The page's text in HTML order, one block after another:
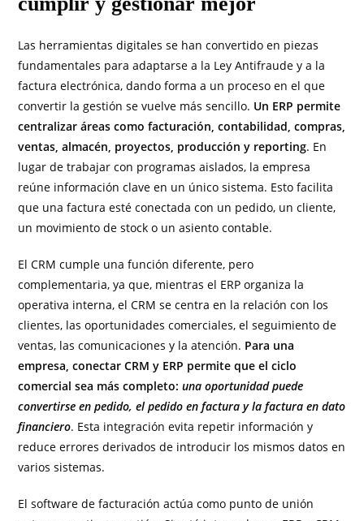
Las herramientas digitales se han convertido en piezas
fundamentales para adaptarse a la Ley Antifraude y a la
factura electrónica, dando forma a un proceso en el que
convertir la gestión se vuelve más sencillo. Un ERP permite
centralizar áreas como facturación, contabilidad, compras,
ventas, almacén, proyectos, producción y reporting. En
lugar de trabajar con programas aislados, la empresa
reúne información clave en un único sistema. Esto facilita
que una factura esté conectada con un pedido, un cliente,
un movimiento de stock o un asiento contable.
El CRM cumple una función diferente, pero
complementaria, ya que, mientras el ERP organiza la
operativa interna, el CRM se centra en la relación con los
clientes, las oportunidades comerciales, el seguimiento de
ventas, las comunicaciones y la atención. Para una
empresa, conectar CRM y ERP permite que el ciclo
comercial sea más completo:una oportunidad puede
convertirse en pedido, el pedido en factura y la factura en dato
financiero. Esta integración evita repetir información y
reduce errores derivados de introducir los mismos datos en
varios sistemas.
El software de facturación actúa como punto de unión